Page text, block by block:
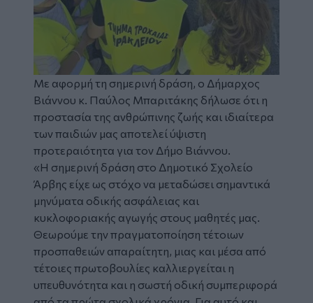
Με αφορμή τη σημερινή δράση, ο Δήμαρχος
Βιάννου κ. Παύλος Μπαριτάκης δήλωσε ότι η
προστασία της ανθρώπινης ζωής και ιδιαίτερα
των παιδιών μας αποτελεί ύψιστη
προτεραιότητα για τον Δήμο Βιάννου.
«Η σημερινή δράση στο Δημοτικό Σχολείο
Άρβης είχε ως στόχο να μεταδώσει σημαντικά
μηνύματα οδικής ασφάλειας και
κυκλοφοριακής αγωγής στους μαθητές μας.
Θεωρούμε την πραγματοποίηση τέτοιων
προσπαθειών απαραίτητη, μιας και μέσα από
τέτοιες πρωτοβουλίες καλλιεργείται η
υπευθυνότητα και η σωστή οδική συμπεριφορά